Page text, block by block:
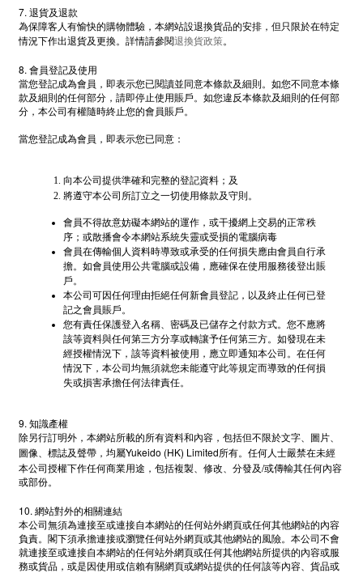
7. 退貨及退款
為保障客人有愉快的購物體驗，本網站設退換貨品的安排，但只限於在特定
情況下作出退貨及更換。詳情請參閱退換貨政策。
8. 會員登記及使用
當您登記成為會員，即表示您已閱讀並同意本條款及細則。如您不同意本條
款及細則的任何部分，請即停止使用賬戶。如您違反本條款及細則的任何部
分，本公司有權隨時終止您的會員賬戶。
當您登記成為會員，即表示您已同意：
向本公司提供準確和完整的登記資料；及
將遵守本公司所訂立之一切使用條款及守則。
會員不得故意妨礙本網站的運作，或干擾網上交易的正常秩
序；或散播會令本網站系統失靈或受損的電腦病毒
會員在傳輸個人資料時導致或承受的任何損失應由會員自行承
擔。如會員使用公共電腦或設備，應確保在使用服務後登出賬
戶。
本公司可因任何理由拒絕任何新會員登記，以及終止任何已登
記之會員賬戶。
您有責任保護登入名稱、密碼及已儲存之付款方式。您不應將
該等資料與任何第三方分享或轉讓予任何第三方。如發現在未
經授權情況下，該等資料被使用，應立即通知本公司。在任何
情況下，本公司均無須就您未能遵守此等規定而導致的任何損
失或損害承擔任何法律責任。
9. 知識產權
除另行訂明外，本網站所載的所有資料和內容，包括但不限於文字、圖片、
圖像、標誌及聲帶，均屬Yukeido (HK) Limited所有。任何人士嚴禁在未經
本公司授權下作任何商業用途，包括複製、修改、分發及/或傳輸其任何內容
或部份。
10. 網站對外的相關連結
本公司無須為連接至或連接自本網站的任何站外網頁或任何其他網站的內容
負責。閣下須承擔連接或瀏覽任何站外網頁或其他網站的風險。本公司不會
就連接至或連接自本網站的任何站外網頁或任何其他網站所提供的內容或服
務或貨品，或是因使用或信賴有關網頁或網站提供的任何該等內容、貨品或